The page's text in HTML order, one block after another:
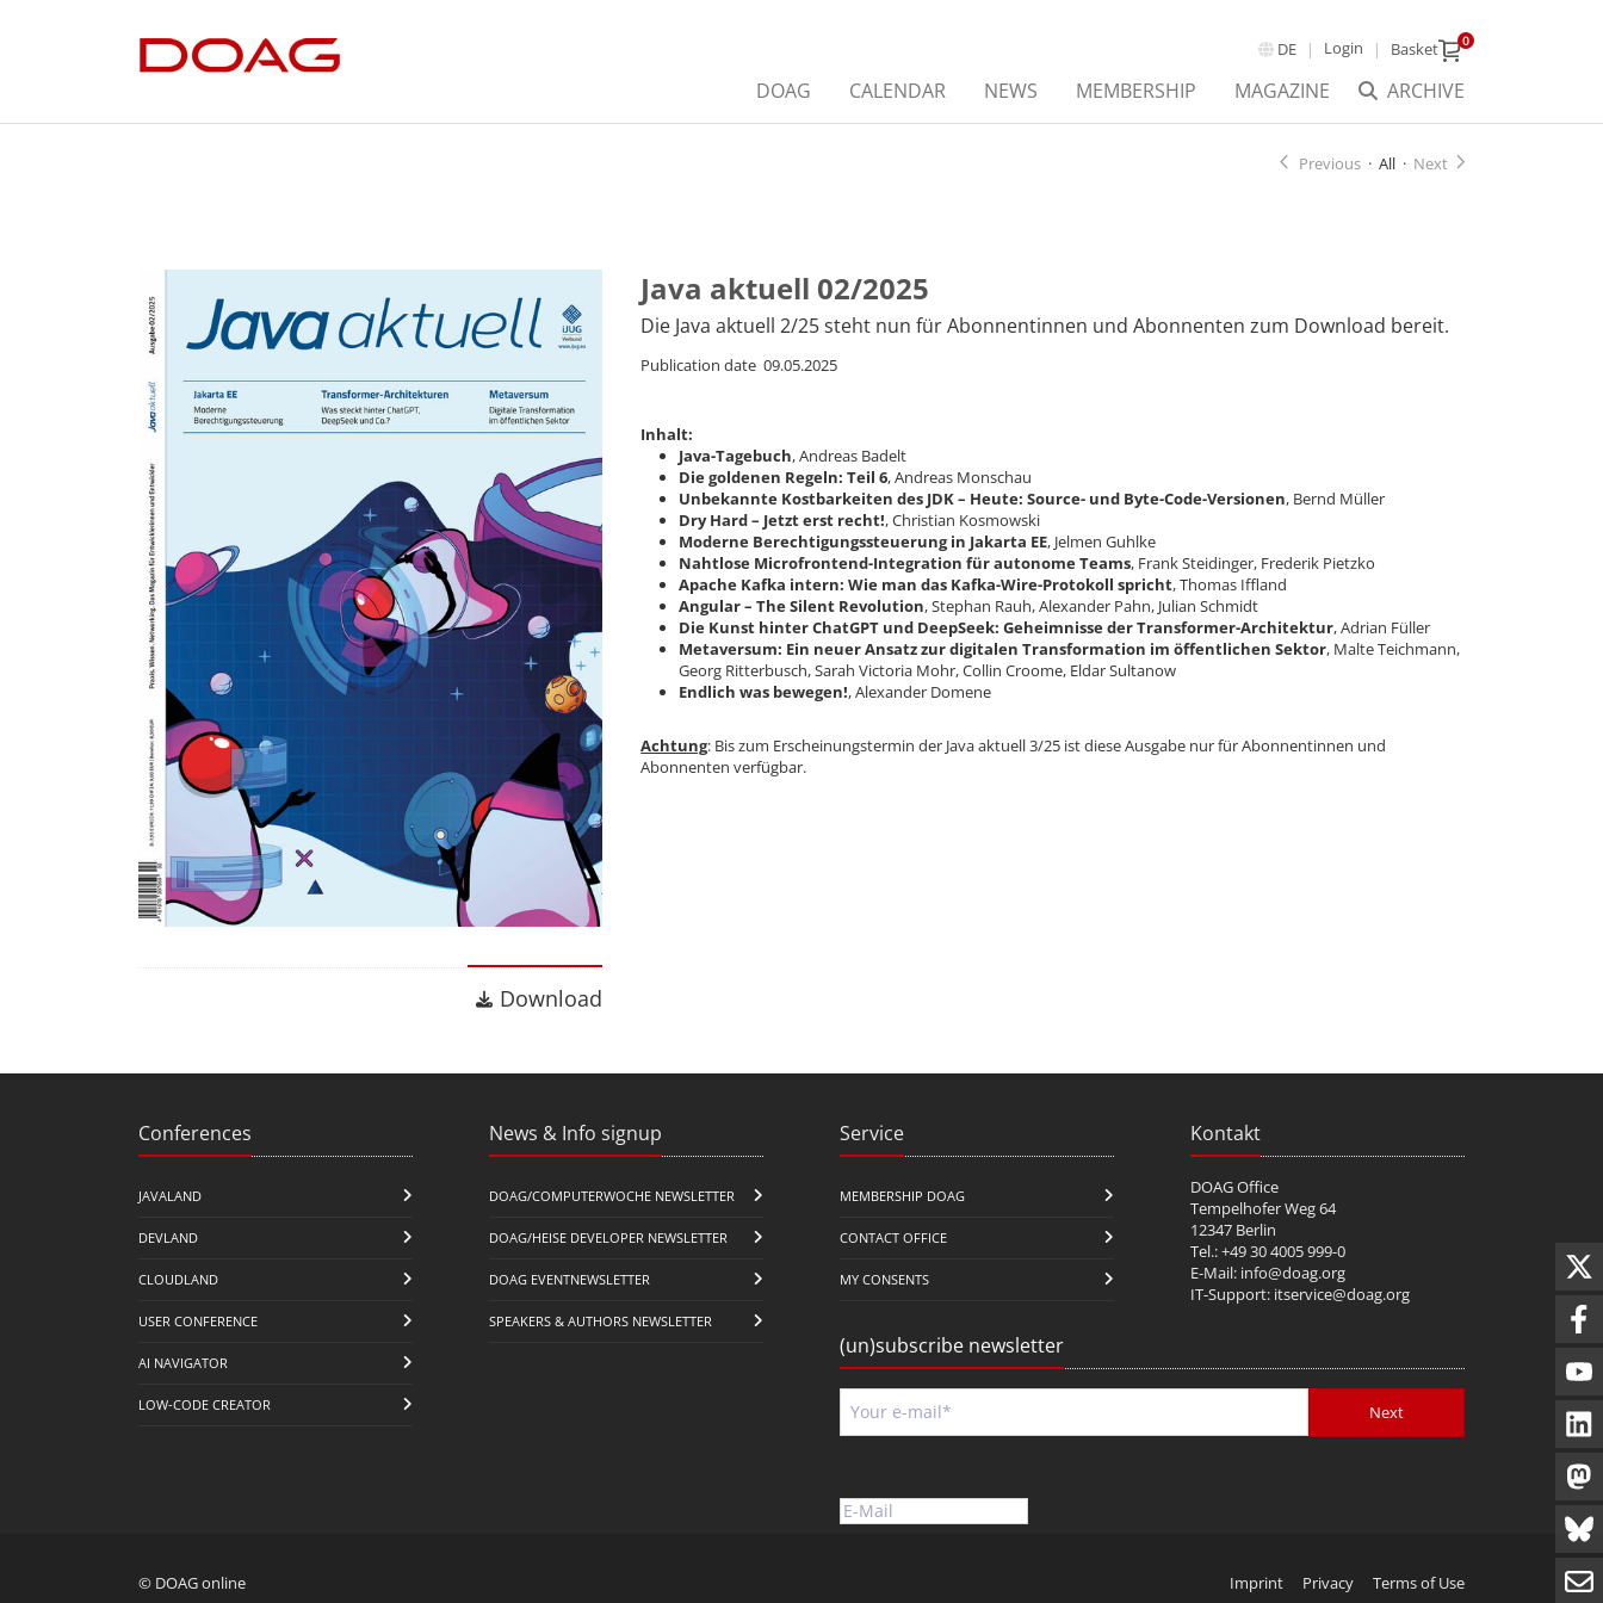
DE Login Basket 0
ARCHIVE
DOAG CALENDAR NEWS MEMBERSHIP MAGAZINE
Previous · All · Next
Download
Download
Java aktuell 02/2025
Die Java aktuell 2/25 steht nun für Abonnentinnen und Abonnenten zum Download bereit.
Publication date 09.05.2025
Inhalt:
Java-Tagebuch, Andreas Badelt
Die goldenen Regeln: Teil 6, Andreas Monschau
Unbekannte Kostbarkeiten des JDK – Heute: Source- und Byte-Code-Versionen, Bernd Müller
Dry Hard – Jetzt erst recht!, Christian Kosmowski
Moderne Berechtigungssteuerung in Jakarta EE, Jelmen Guhlke
Nahtlose Microfrontend-Integration für autonome Teams, Frank Steidinger, Frederik Pietzko
Apache Kafka intern: Wie man das Kafka-Wire-Protokoll spricht, Thomas Iffland
Angular – The Silent Revolution, Stephan Rauh, Alexander Pahn, Julian Schmidt
Die Kunst hinter ChatGPT und DeepSeek: Geheimnisse der Transformer-Architektur, Adrian Füller
Metaversum: Ein neuer Ansatz zur digitalen Transformation im öffentlichen Sektor, Malte Teichmann,
Georg Ritterbusch, Sarah Victoria Mohr, Collin Croome, Eldar Sultanow
Endlich was bewegen!, Alexander Domene
Achtung: Bis zum Erscheinungstermin der Java aktuell 3/25 ist diese Ausgabe nur für Abonnentinnen und
Abonnenten verfügbar.
Conferences
JAVALAND
DEVLAND
CLOUDLAND
USER CONFERENCE
AI NAVIGATOR
LOW-CODE CREATOR
News & Info signup
DOAG/COMPUTERWOCHE NEWSLETTER
DOAG/HEISE DEVELOPER NEWSLETTER
DOAG EVENTNEWSLETTER
SPEAKERS & AUTHORS NEWSLETTER
Service
MEMBERSHIP DOAG
CONTACT OFFICE
MY CONSENTS
Kontakt
DOAG Office
Tempelhofer Weg 64
12347 Berlin
Tel.: +49 30 4005 999-0
E-Mail: info@doag.org
IT-Support: itservice@doag.org
(un)subscribe newsletter
Next
© DOAG online Imprint Privacy Terms of Use